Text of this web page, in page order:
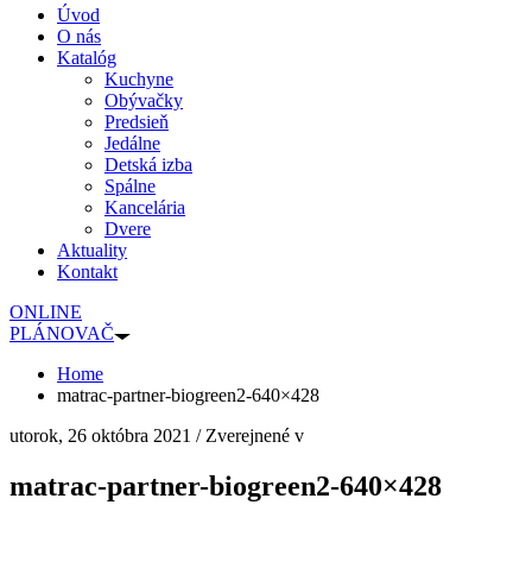
Úvod
O nás
Katalóg
Kuchyne
Obývačky
Predsieň
Jedálne
Detská izba
Spálne
Kancelária
Dvere
Aktuality
Kontakt
ONLINE
PLÁNOVAČ
Home
matrac-partner-biogreen2-640×428
utorok, 26 októbra 2021 /Zverejnené v
matrac-partner-biogreen2-640×428